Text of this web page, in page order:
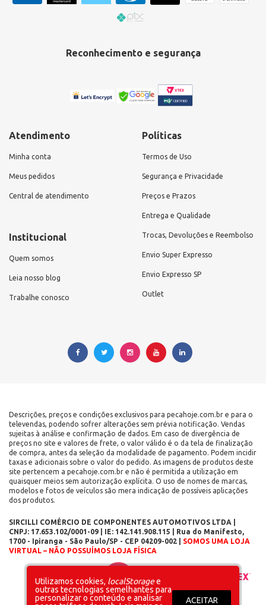
Reconhecimento e segurança
Atendimento
Minha conta
Meus pedidos
Central de atendimento
Institucional
Quem somos
Leia nosso blog
Trabalhe conosco
Políticas
Termos de Uso
Segurança e Privacidade
Preços e Prazos
Entrega e Qualidade
Trocas, Devoluções e Reembolso
Envio Super Expresso
Envio Expresso SP
Outlet
Descrições, preços e condições exclusivos para pecahoje.com.br e para o
televendas, podendo sofrer alterações sem prévia notificação. Vendas
sujeitas à análise e confirmação de dados. Em caso de divergência de
preços no site e valores de frete, o valor válido é o da tela de finalização
de compra, antes da seleção da modalidade de pagamento. Podem incidir
taxas e adicionais sobre o valor do pedido. As imagens de produtos deste
site pertencem a pecahoje.com.br e não é permitida a utilização em
quaisquer meios sem autorização explícita. O uso de nomes de marcas,
modelos e fotos de veículos são mera indicação de possíveis aplicações
dos produtos.
SIRCILLI COMÉRCIO DE COMPONENTES AUTOMOTIVOS LTDA |
CNPJ: 17.653.102/0001-09 | IE: 142.141.908.115 | Rua do Manifesto,
1700 - Ipiranga - São Paulo/SP - CEP 04209-002 | SOMOS UMA LOJA
VIRTUAL – NÃO POSSUÍMOS LOJA FÍSICA
Layout inicial
ACEITAR
Utilizamos cookies, localStoragee
outras tecnologias semelhantes para
personalizar o conteúdo e analisar